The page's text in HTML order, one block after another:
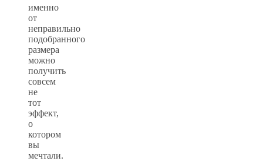
именно
от
неправильно
подобранного
размера
можно
получить
совсем
не
тот
эффект,
о
котором
вы
мечтали.